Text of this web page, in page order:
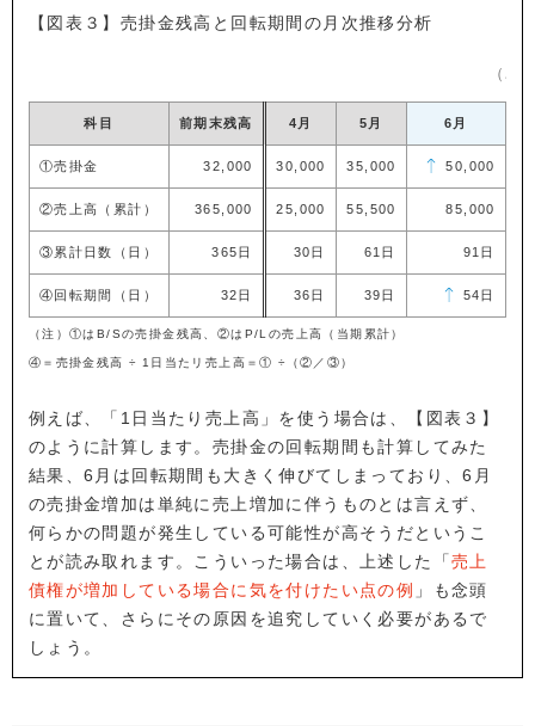
【図表３】売掛金残高と回転期間の月次推移分析
（単
科目 前期末残高 4月 5月 6月
①売掛金 32,000 30,000 35,000 50,000
②売上高（累計） 365,000 25,000 55,500 85,000
③累計日数（日） 365日 30日 61日 91日
④回転期間（日） 32日 36日 39日 54日
（注）①はB/Sの売掛金残高、②はP/Lの売上高（当期累計）
④＝売掛金残高 ÷ 1日当たリ売上高＝① ÷（②／③）
例えば、「1日当たり売上高」を使う場合は、【図表３】
のように計算します。売掛金の回転期間も計算してみた
結果、6月は回転期間も大きく伸びてしまっており、6月
の売掛金増加は単純に売上増加に伴うものとは言えず、
何らかの問題が発生している可能性が高そうだというこ
とが読み取れます。こういった場合は、上述した「売上
債権が増加している場合に気を付けたい点の例 」も念頭
に置いて、さらにその原因を追究していく必要があるで
しょう。